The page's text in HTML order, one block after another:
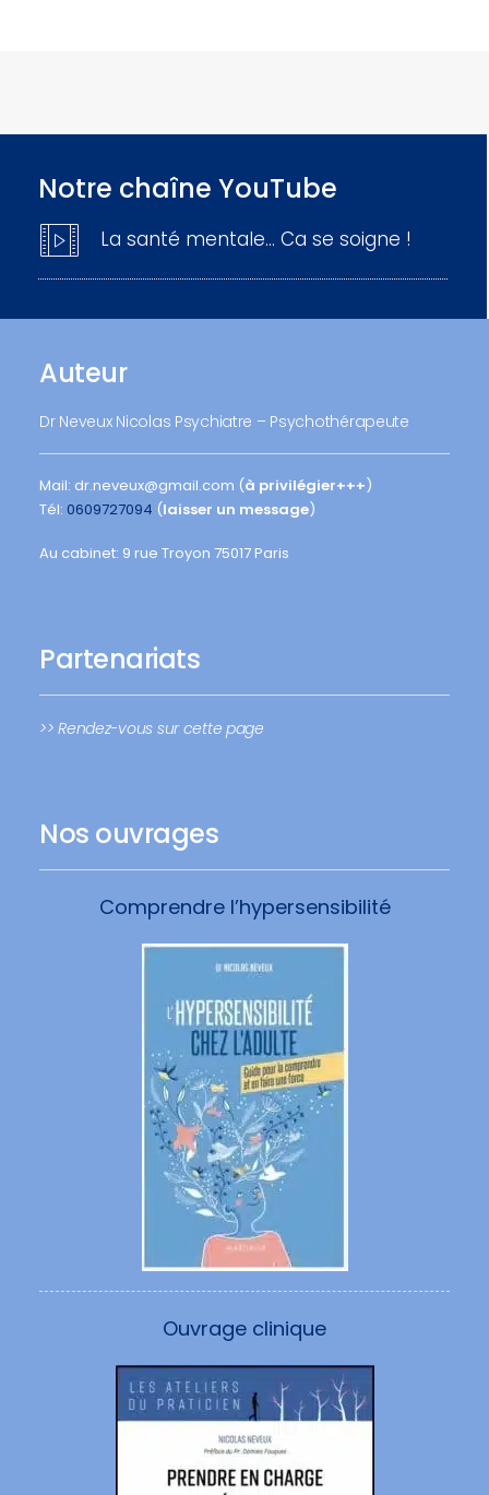
Notre chaîne YouTube
La santé mentale… Ca se soigne !
Auteur
Dr Neveux Nicolas Psychiatre – Psychothérapeute
Mail: dr.neveux@gmail.com (à privilégier+++)
Tél: 0609727094 (laisser un message)
Au cabinet: 9 rue Troyon 75017 Paris
Partenariats
>> Rendez-vous sur cette page
Nos ouvrages
Comprendre l’hypersensibilité
Ouvrage clinique